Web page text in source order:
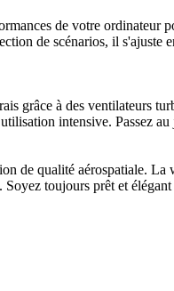
de votre
de scénarios, il s'ajuste
grâce à des ventilateurs
intensive. Passez au
de qualité aérospatiale.
toujours prêt et